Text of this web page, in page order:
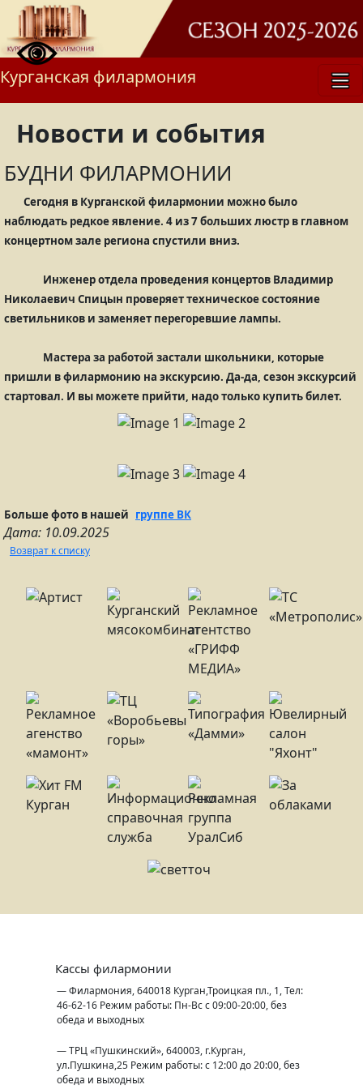
Курганская филармония
Новости и события
БУДНИ ФИЛАРМОНИИ
Сегодня в Курганской филармонии можно было
наблюдать редкое явление. 4 из 7 больших люстр в главном
концертном зале региона спустили вниз.
Инженер отдела проведения концертов Владимир
Николаевич Спицын проверяет техническое состояние
светильников и заменяет перегоревшие лампы.
Мастера за работой застали школьники, которые
пришли в филармонию на экскурсию. Да-да, сезон экскурсий
стартовал. И вы можете прийти, надо только купить билет.
Больше фото в нашей группе ВК
Дата: 10.09.2025
Возврат к списку
Кассы филармонии
— Филармония, 640018 Курган,Троицкая пл., 1, Тел:
46-62-16 Режим работы: Пн-Вс с 09:00-20:00, без
обеда и выходных
— ТРЦ «Пушкинский», 640003, г.Курган,
ул.Пушкина,25 Режим работы: с 12:00 до 20:00, без
обеда и выходных